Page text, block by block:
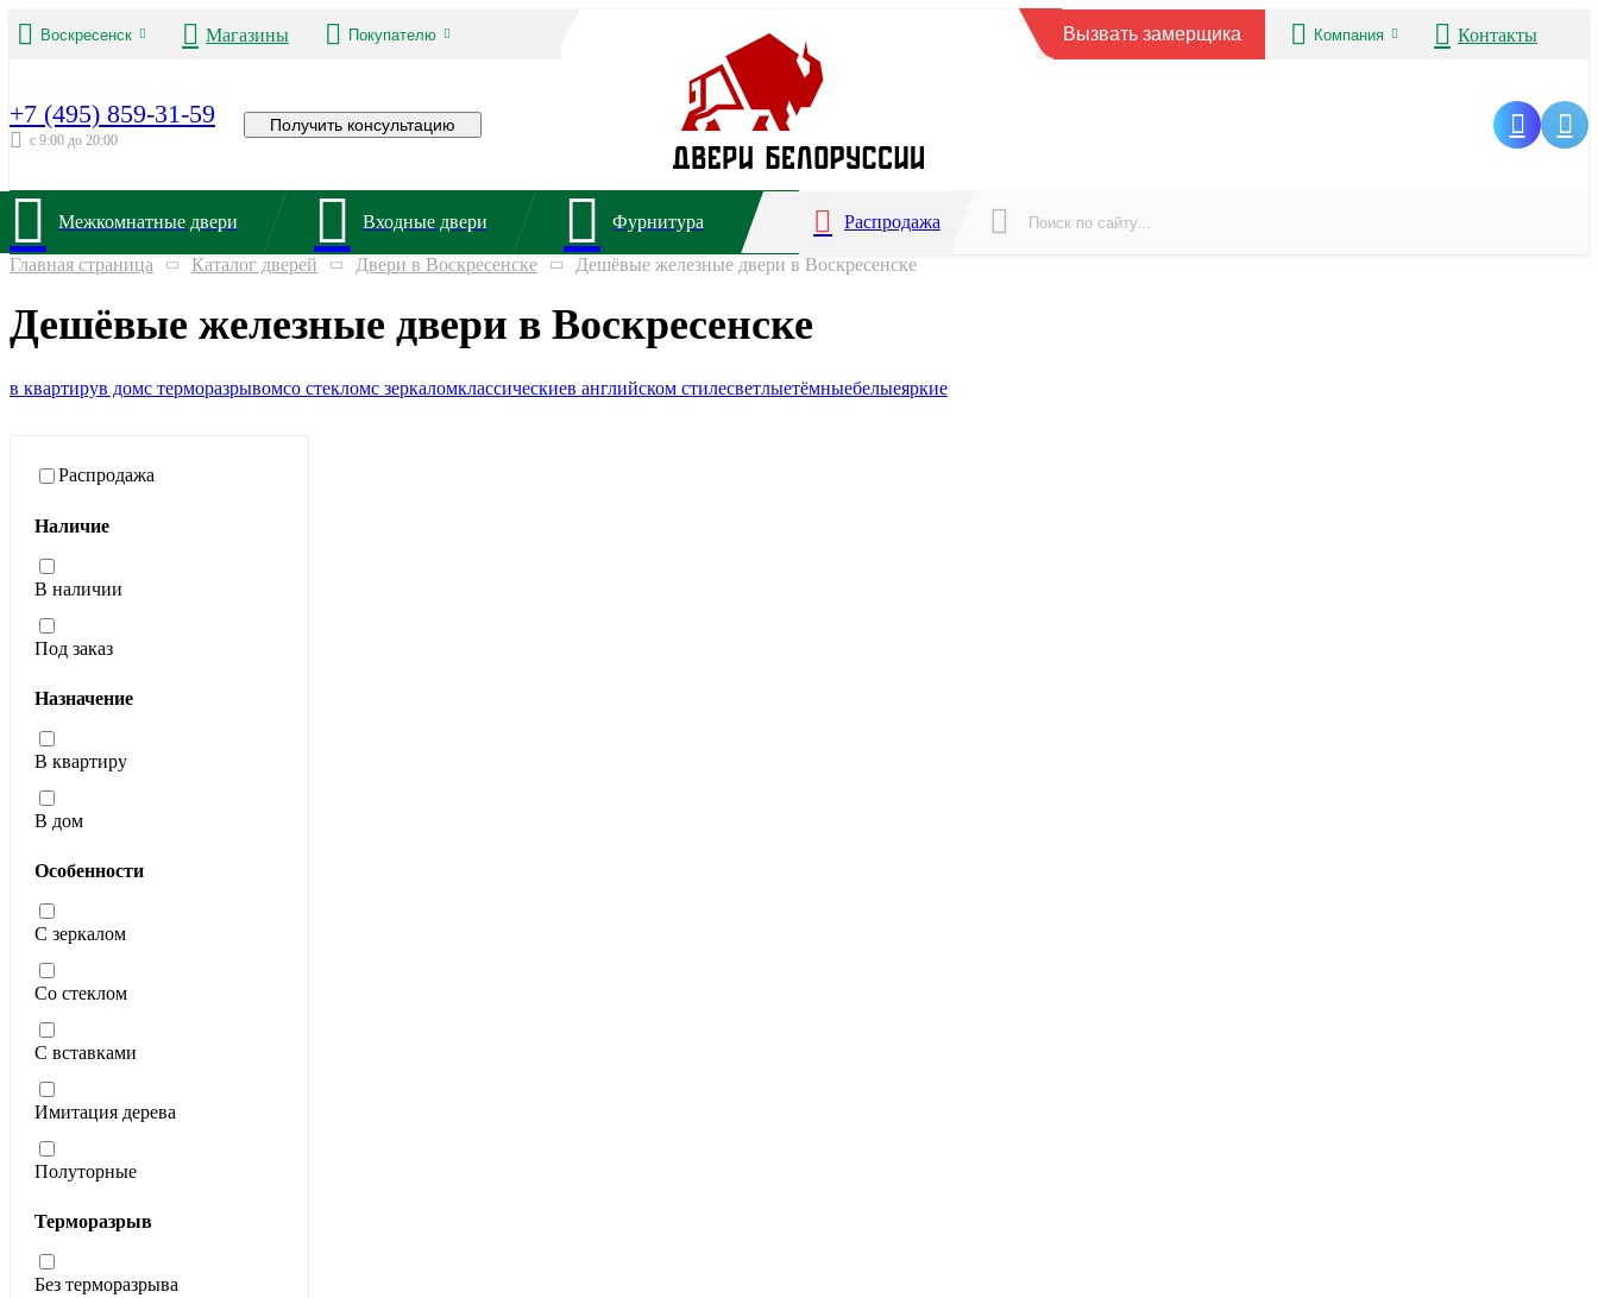
Воскресенск Магазины Покупателю Вызвать замерщика Компания Контакты
+7 (495) 859-31-59
с 9:00 до 20:00
Получить консультацию
Межкомнатные двери Входные двери Фурнитура Распродажа
Главная страница Каталог дверей Двери в Воскресенске Дешёвые железные двери в Воскресенске
Дешёвые железные двери в Воскресенске
в квартирув домс терморазрывомсо стекломс зеркаломклассическиев английском стилесветлыетёмныебелыеяркие
Распродажа
Наличие
В наличии
Под заказ
Назначение
В квартиру
В дом
Особенности
С зеркалом
Со стеклом
С вставками
Имитация дерева
Полуторные
Терморазрыв
Без терморазрыва